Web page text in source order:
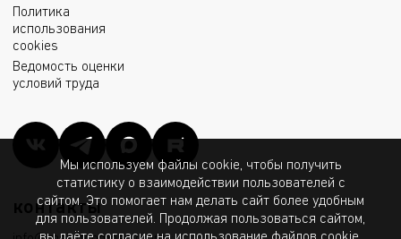
Политика
использования
cookies
Ведомость оценки
условий труда
контакты
Мы используем файлы cookie, чтобы получить
статистику о взаимодействии пользователей с
сайтом. Это помогает нам делать сайт более удобным
для пользователей. Продолжая пользоваться сайтом,